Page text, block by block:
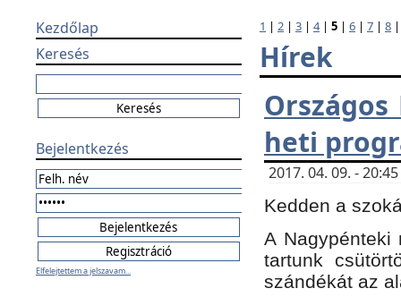
Kezdőlap
Keresés
Bejelentkezés
Elfelejtettem a jelszavam...
1 | 2 | 3 | 4| 5 | 6 | 7 | 8
Hírek
Országos
heti
2017. 04. 09. -
Kedden a
A Nagypénteki
tartunk
szándékát az